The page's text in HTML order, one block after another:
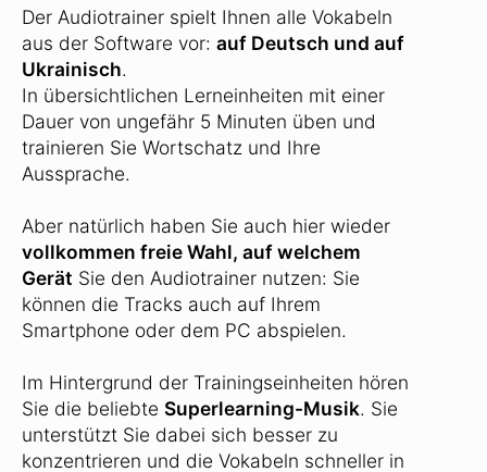
Der Audiotrainer spielt Ihnen alle Vokabeln
aus der Software vor: auf Deutsch und auf
Ukrainisch.
In übersichtlichen Lerneinheiten mit einer
Dauer von ungefähr 5 Minuten üben und
trainieren Sie Wortschatz und Ihre
Aussprache.
Aber natürlich haben Sie auch hier wieder
vollkommen freie Wahl, auf welchem
Gerät Sie den Audiotrainer nutzen: Sie
können die Tracks auch auf Ihrem
Smartphone oder dem PC abspielen.
Im Hintergrund der Trainingseinheiten hören
Sie die beliebte Superlearning-Musik. Sie
unterstützt Sie dabei sich besser zu
konzentrieren und die Vokabeln schneller in